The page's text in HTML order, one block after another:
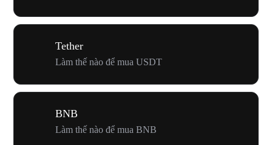
Tether
Làm thế nào để mua USDT
BNB
Làm thế nào để mua BNB